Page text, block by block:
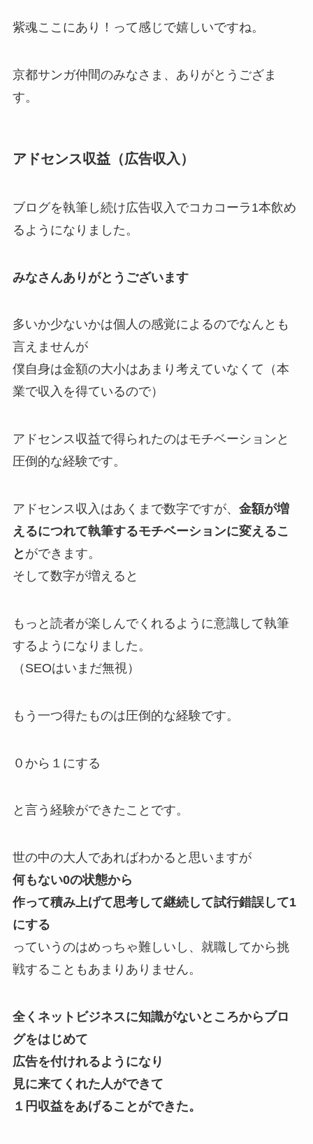
紫魂ここにあり！って感じで嬉しいですね。
京都サンガ仲間のみなさま、ありがとうござま
す。
アドセンス収益（広告収入）
ブログを執筆し続け広告収入でコカコーラ1本飲め
る ようになりました。
みなさんありがとうございます
多いか少ないかは個人の感覚によるのでなんとも
言えませんが
僕自身は金額の大小はあまり考えていなくて （本
業で収入を得ているので）
アドセンス収益で得られたのはモチベーション と
圧倒的な経験です。
アドセンス収入はあくまで数字ですが、 金額が増
えるにつれて執筆するモチベーションに変えるこ
と ができます。
そして数字が増えると
もっと読者が楽しんでくれるように意識して執筆
するようになりました。
（SEOはいまだ無視）
もう一つ得たものは圧倒的な経験です。
０から１にする
と言う経験ができたことです。
世の中の大人であればわかると思いますが
何もない0の状態から
作って積み上げて思考して継続して試行錯誤して1
にする
っていうのはめっちゃ難しいし、就職してから挑
戦することもあまりありません。
全くネットビジネスに知識がないところからブロ
グをはじめて
広告を付けれるようになり
見に来てくれた人ができて
１円収益をあげることができた。